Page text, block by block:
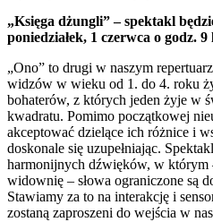
„Księga dżungli” – spektakl
poniedziałek, 1 czerwca o godz. 9
„Ono” to drugi w naszym
widzów w wieku od 1. do 4. roku
bohaterów, z których jeden żyje w
kwadratu. Pomimo początkowej
akceptować dzielące ich różnice i
doskonale się uzupełniając.
harmonijnych dźwięków, w którym
widownię – słowa ograniczone są
Stawiamy za to na interakcję i
zostaną zaproszeni do wejścia w